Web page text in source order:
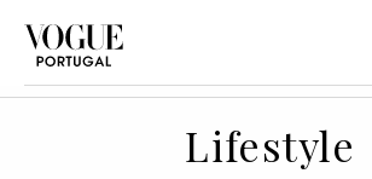
Lifestyle